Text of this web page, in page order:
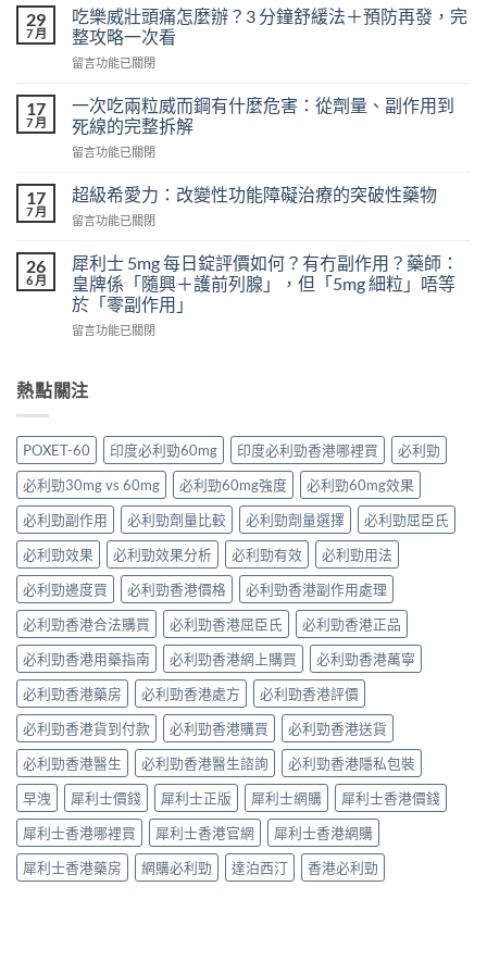
天
吃
樂
威
會
怎
樣？
從
實
案
例、
學
風
險
到
替
代
案
一
次
解
析〉
中
29
7 月
吃樂威壯頭痛怎麼辦？3 分鐘舒緩法＋預防再發，完
整攻略一次看
在
威
壯
頭
怎
辦？
分
鐘
舒
法
防
完
整
攻
略
一
次
看〉
中
留言功能已關閉
17
7 月
一次吃兩粒威而鋼有什麼危害：從劑量、副作用到
死線的完整拆解
在
次
吃
兩
威
而
鋼
有
什
害：
量、
副
作
用
到
死
線
的
完
整
拆
解〉
中
留言功能已關閉
17
7 月
超級希愛力：改變性功能障礙治療的突破性藥物
在
級
希
愛
力：
改
功
能
礙
治
療
的
突
破
性
藥
物〉
中
留言功能已關閉
26
6 月
犀利士 5mg 每日錠評價如何？有冇副作用？藥師：
皇牌係「隨興＋護前列腺」，但「5mg 細粒」唔等
於「零副作用」
在
士
5mg
日
錠
評
價
如
何？
有
冇
副
作
用？
藥
師：
皇
牌
係
「隨
興
＋
護
前
列
腺」，
但
「5mg
留言功能已關閉
熱點關注
POXET-60 印度必利勁60mg 印度必利勁香港哪裡買
必利勁
必利勁30mg vs 60mg
必利勁60mg強度
必利勁60mg效果
必利勁副作用
必利勁劑量比較 必利勁劑量選擇
必利勁屈臣氏
必利勁效果
必利勁效果分析 必利勁有效
必利勁用法
必利勁邊度買
必利勁香港價格
必利勁香港副作用處理
必利勁香港合法購買
必利勁香港屈臣氏
必利勁香港正品
必利勁香港用藥指南
必利勁香港網上購買
必利勁香港萬寧
必利勁香港藥房
必利勁香港處方
必利勁香港評價
必利勁香港貨到付款
必利勁香港購買
必利勁香港送貨
必利勁香港醫生
必利勁香港醫生諮詢
必利勁香港隱私包裝
早洩
犀利士價錢 犀利士正版 犀利士網購
犀利士香港價錢
犀利士香港哪裡買
犀利士香港官網
犀利士香港網購
犀利士香港藥房
網購必利勁 達泊西汀 香港必利勁